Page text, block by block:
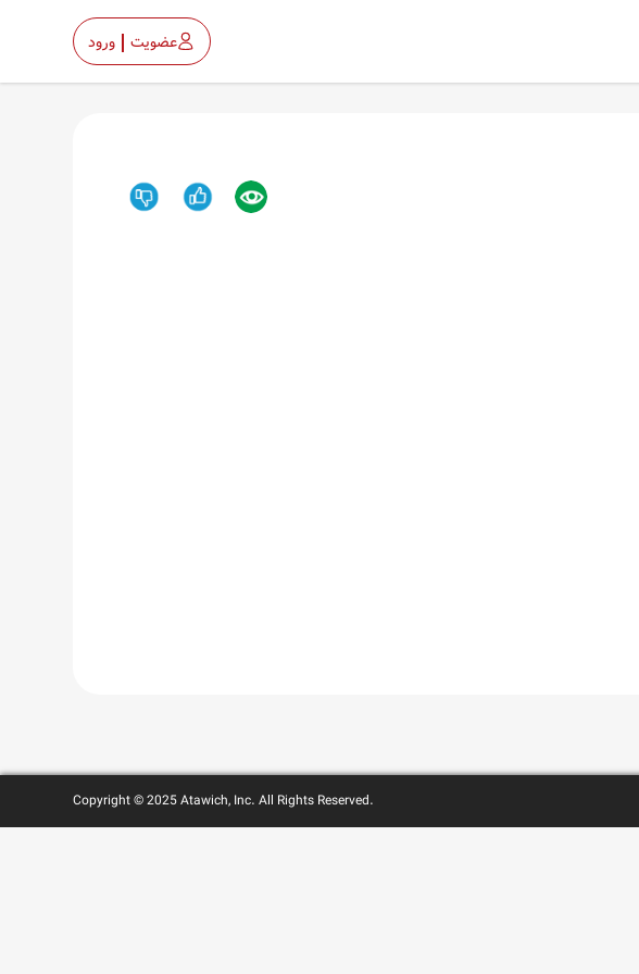
عضویت ورود
Copyright © 2025 Atawich, Inc. All Rights Reserved.